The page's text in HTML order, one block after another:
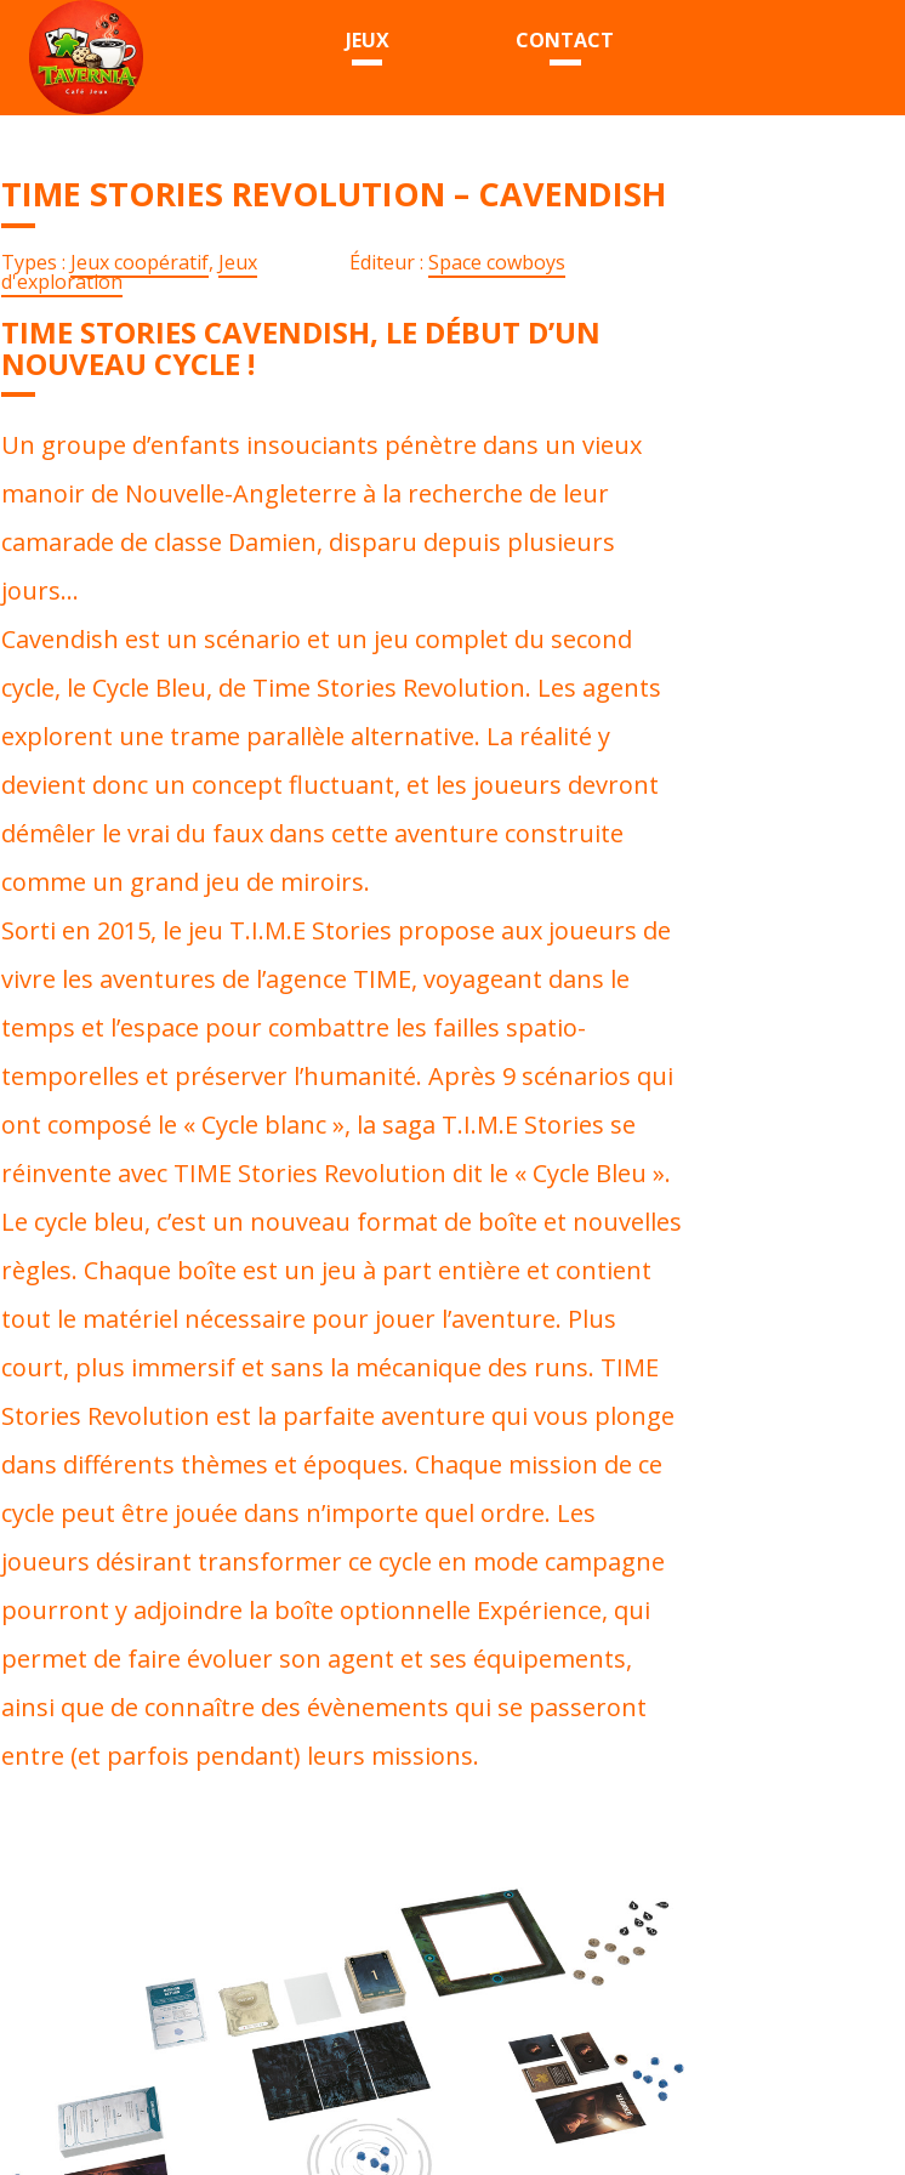
JEUX CONTACT
TIME STORIES REVOLUTION – CAVENDISH
Types : Jeux coopératif, Jeux
d'exploration
Éditeur :Space cowboys
TIME STORIES CAVENDISH, LE DÉBUT D’UN
NOUVEAU CYCLE !
Un groupe d’enfants insouciants pénètre dans un vieux
manoir de Nouvelle-Angleterre à la recherche de leur
camarade de classe Damien, disparu depuis plusieurs
jours…
Cavendish est un scénario et un jeu complet du second
cycle, le Cycle Bleu, de Time Stories Revolution. Les agents
explorent une trame parallèle alternative. La réalité y
devient donc un concept fluctuant, et les joueurs devront
démêler le vrai du faux dans cette aventure construite
comme un grand jeu de miroirs.
Sorti en 2015, le jeu T.I.M.E Stories propose aux joueurs de
vivre les aventures de l’agence TIME, voyageant dans le
temps et l’espace pour combattre les failles spatio-
temporelles et préserver l’humanité. Après 9 scénarios qui
ont composé le « Cycle blanc », la saga T.I.M.E Stories se
réinvente avec TIME Stories Revolution dit le « Cycle Bleu ».
Le cycle bleu, c’est un nouveau format de boîte et nouvelles
règles. Chaque boîte est un jeu à part entière et contient
tout le matériel nécessaire pour jouer l’aventure. Plus
court, plus immersif et sans la mécanique des runs. TIME
Stories Revolution est la parfaite aventure qui vous plonge
dans différents thèmes et époques. Chaque mission de ce
cycle peut être jouée dans n’importe quel ordre. Les
joueurs désirant transformer ce cycle en mode campagne
pourront y adjoindre la boîte optionnelle Expérience, qui
permet de faire évoluer son agent et ses équipements,
ainsi que de connaître des évènements qui se passeront
entre (et parfois pendant) leurs missions.